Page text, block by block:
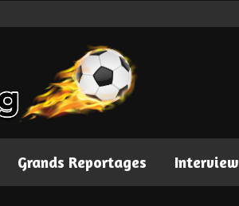
Grands Reportages Interview